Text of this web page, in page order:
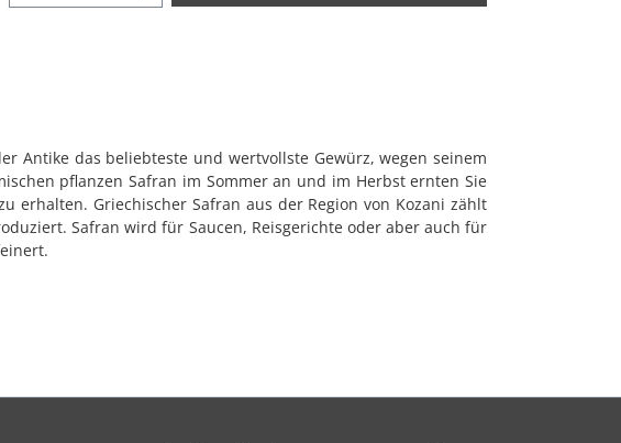
Antike das beliebteste und wertvollste Gewürz, wegen seinem
pflanzen Safran im Sommer an und im Herbst ernten Sie
erhalten. Griechischer Safran aus der Region von Kozani zählt
Safran wird für Saucen, Reisgerichte oder aber auch für